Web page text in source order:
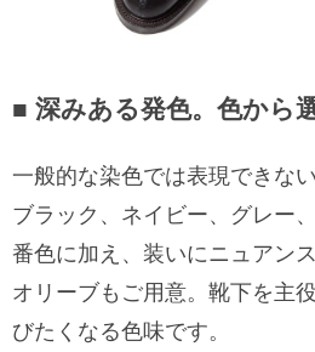
■ 深みある発色。色から
一般的な染色では表現できな
ブラック、ネイビー、グレー
番色に加え、装いにニュアン
オリーブもご用意。靴下を主
びたくなる色味です。